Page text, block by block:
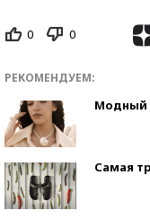
0 0
РЕКОМЕНДУЕМ:
Модный
Самая